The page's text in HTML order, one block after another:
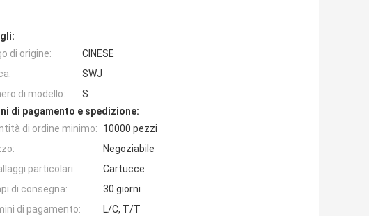
di origine:
CINESE
SWJ
di modello:
S
di pagamento e spedizione:
di ordine minimo:
10000 pezzi
Negoziabile
particolari:
Cartucce
di consegna:
30 giorni
di pagamento:
L/C, T/T